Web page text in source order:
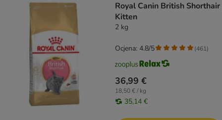
Royal Canin British Shorthair
Kitten
2 kg
36,99 €
18,50 € / kg
35,14 €
Ocjena: 4.8/5 (461)